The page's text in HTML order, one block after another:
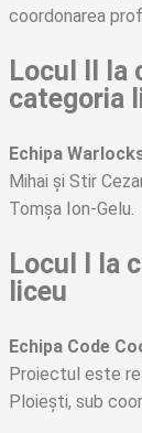
coordonarea
Locul II la
categoria
Echipa
Mihai și Stir
Tomșa Ion-Gelu.
Locul I la
liceu
Echipa Code
Proiectul este
Ploiești, sub